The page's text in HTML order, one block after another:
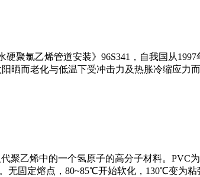
硬聚氯乙烯管道安装》96S341，自我国从
而老化与低温下受冲击力及热胀冷缩应力
聚乙烯中的一个氢原子的高分子材料。
无固定熔点，80~85℃开始软化，130℃变为